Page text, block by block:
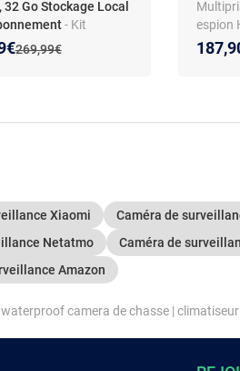
Go Stockage Local
- Kit
Surveillance
Sans fil 4MP avec 4
Ancien prix :
269,99€
prix :
de :
espion
Xiaomi Caméra de
Netatmo Caméra de
Amazon
camera de chasse |